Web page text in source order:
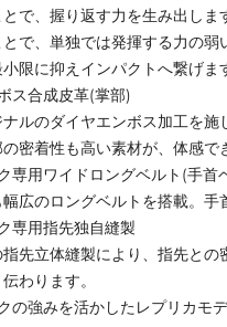
とで、握り返す力を生み出し
で、単独では発揮する力の
限に抑えインパクトへ繋げま
ス合成皮革(掌部)
ナルのダイヤエンボス加工を
密着性も高い素材が、体感で
専用ワイドロングベルト(手首
広のロングベルトを搭載。手
専用指先独自縫製
指先立体縫製により、指先と
わります。
の強みを活かしたレプリカモ